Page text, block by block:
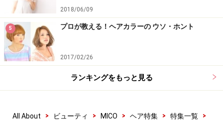
2018/06/09
5 プロが教える！ヘアカラーの ウソ・ホント
2017/02/26
ランキングをもっと見る
All About > ビューティ > MICO > ヘア特集 > 特集一覧
>